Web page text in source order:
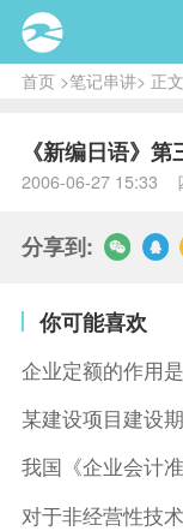
首页>笔记串讲> 正文
《新编日语》
2006-06-27 15:33
分享到:
你可能喜欢
企业定额的作用是